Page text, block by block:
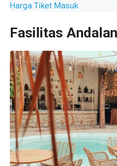
Harga Tiket Masuk
Fasilitas Andalan